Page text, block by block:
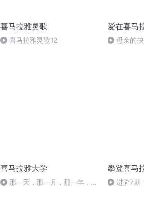
喜马拉雅灵歌
喜马拉雅灵歌12
爱在喜马
母亲的
喜马拉雅大学
那一天，那一月，那一年，那
攀登喜马
进阶7期